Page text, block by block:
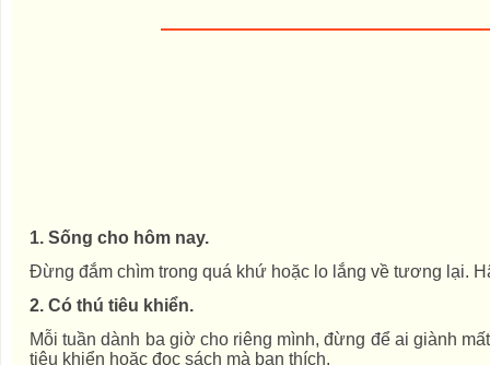
1. Sống cho hôm nay.
Đừng đắm chìm trong quá khứ hoặc lo lắng về tương lại.
2. Có thú tiêu khiển.
Mỗi tuần dành ba giờ cho riêng mình, đừng để ai giành
tiêu khiển hoặc đọc sách mà bạn thích.